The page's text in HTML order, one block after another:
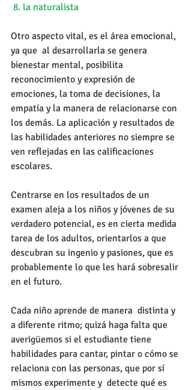
8. la naturalista
Otro aspecto vital, es el área emocional,
ya que  al desarrollarla se genera
bienestar mental, posibilita
reconocimiento y expresión de
emociones, la toma de decisiones, la
empatía y la manera de relacionarse con
los demás. La aplicación y resultados de
las habilidades anteriores no siempre se
ven reflejadas en las calificaciones
escolares.
Centrarse en los resultados de un
examen aleja a los niños y jóvenes de su
verdadero potencial, es en cierta medida
tarea de los adultos, orientarlos a que
descubran su ingenio y pasiones, que es
probablemente lo que les hará sobresalir
en el futuro.
Cada niño aprende de manera  distinta y
a diferente ritmo; quizá haga falta que
averigüemos si el estudiante tiene
habilidades para cantar, pintar o cómo se
relaciona con las personas, que por sí
mismos experimente y  detecte qué es